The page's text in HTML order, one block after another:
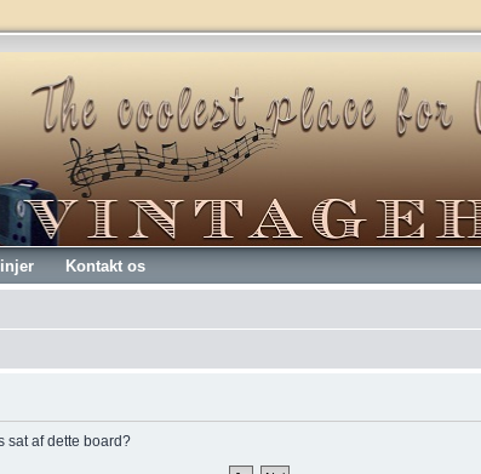
Kontakt os
sat af dette board?